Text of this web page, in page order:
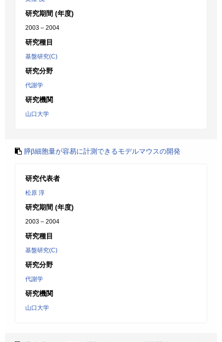
研究期間 (年度)
2003 – 2004
研究種目
基盤研究(C)
研究分野
代謝学
研究機関
山口大学
膵β細胞量が容易に計測できるモデルマウスの開発
研究代表者
松原 淳
研究期間 (年度)
2003 – 2004
研究種目
基盤研究(C)
研究分野
代謝学
研究機関
山口大学